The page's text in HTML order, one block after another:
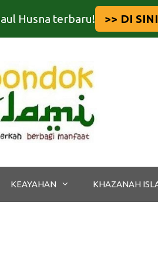
KEAYAHAN KHAZANAH
Husna terbaru! >> DI